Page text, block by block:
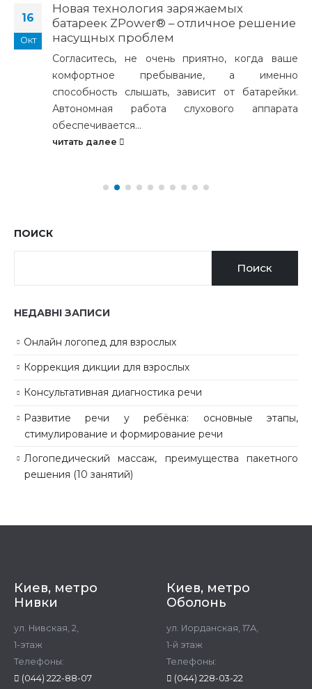
16
Окт
Новая технология заряжаемых
батареек ZPower® – отличное решение
насущных проблем
Согласитесь, не очень приятно, когда ваше
комфортное пребывание, а именно
способность слышать, зависит от батарейки.
Автономная работа слухового аппарата
обеспечивается...
читать далее
ПОИСК
Поиск
НЕДАВНІ ЗАПИСИ
Онлайн логопед для взрослых
Коррекция дикции для взрослых
Консультативная диагностика речи
Развитие речи у ребёнка: основные этапы,
стимулирование и формирование речи
Логопедический массаж, преимущества пакетного
решения (10 занятий)
Киев, метро
Нивки
ул. Нивская, 2,
1-этаж
Телефоны:
(044) 222-88-07
Киев, метро
Оболонь
ул. Иорданская, 17А,
1-й этаж
Телефоны:
(044) 228-03-22